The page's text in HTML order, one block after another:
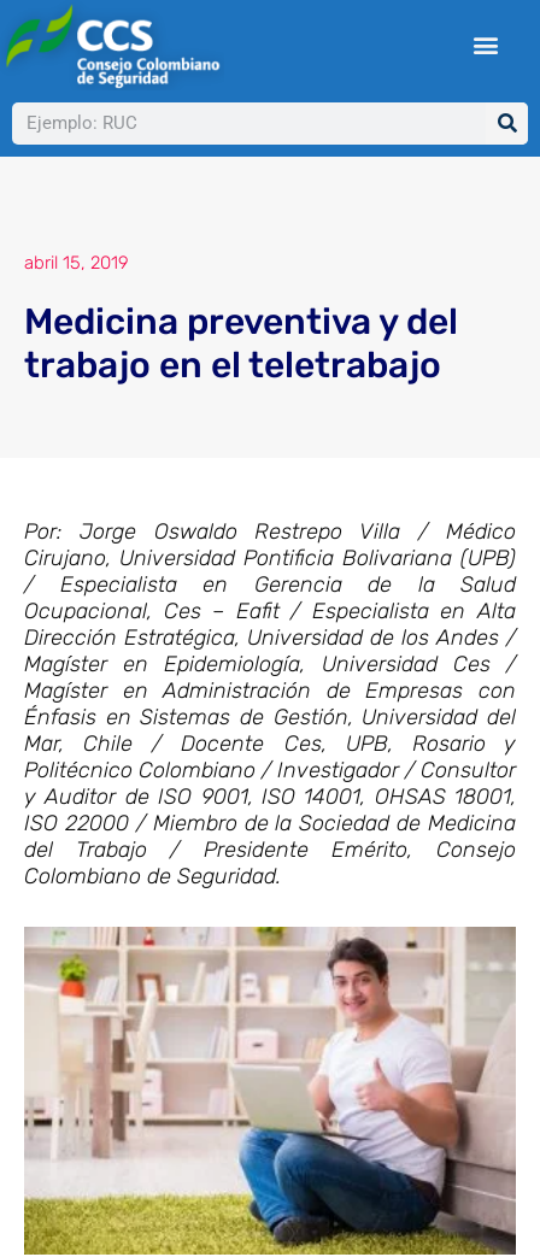
al
contenido
Buscar
abril 15, 2019
Medicina preventiva y del
trabajo en el teletrabajo
Por: Jorge Oswaldo Restrepo Villa / Médico
Cirujano, Universidad Pontificia Bolivariana (UPB)
/ Especialista en Gerencia de la Salud
Ocupacional, Ces – Eafit / Especialista en Alta
Dirección Estratégica, Universidad de los Andes /
Magíster en Epidemiología, Universidad Ces /
Magíster en Administración de Empresas con
Énfasis en Sistemas de Gestión, Universidad del
Mar, Chile / Docente Ces, UPB, Rosario y
Politécnico Colombiano / Investigador / Consultor
y Auditor de ISO 9001, ISO 14001, OHSAS 18001,
ISO 22000 / Miembro de la Sociedad de Medicina
del Trabajo / Presidente Emérito, Consejo
Colombiano de Seguridad.